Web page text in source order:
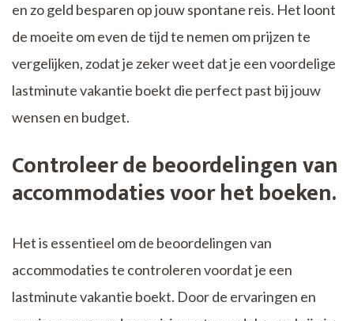
en zo geld besparen op jouw spontane reis. Het loont
de moeite om even de tijd te nemen om prijzen te
vergelijken, zodat je zeker weet dat je een voordelige
lastminute vakantie boekt die perfect past bij jouw
wensen en budget.
Controleer de beoordelingen van
accommodaties voor het boeken.
Het is essentieel om de beoordelingen van
accommodaties te controleren voordat je een
lastminute vakantie boekt. Door de ervaringen en